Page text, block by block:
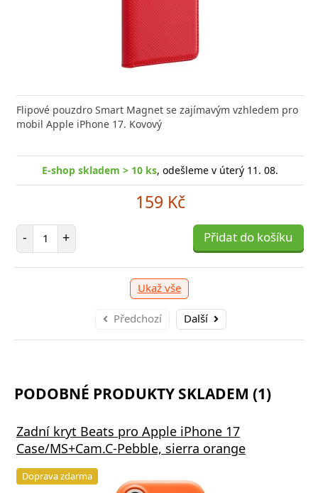
Flipové pouzdro Smart Magnet se zajímavým vzhledem pro
mobil Apple iPhone 17. Kovový
E-shop skladem > 10 ks, odešleme v úterý 11. 08.
159 Kč
- Počet položek
+ Přidat do košíku
Ukaž vše
Předchozí Další
FIXED zajistí rychlé a bezpečné nabíjení
moderního smartphonu,
skladem > 10 ks, odešleme v úterý 11. 08.
položek
+ Přidat do košíku -
PODOBNÉ PRODUKTY SKLADEM (1)
Zadní kryt Beats pro Apple iPhone 17
Case/MS+Cam.C-Pebble, sierra orange
Doprava zdarma